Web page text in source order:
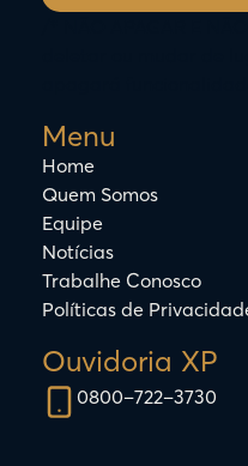
Ouvidoria XP
0800–722–3730
Menu
Home
Quem Somos
Equipe
Notícias
Trabalhe Conosco
Políticas de